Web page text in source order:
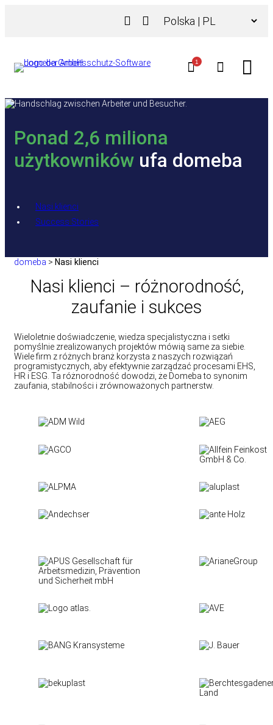
język
1
Ponad 2,6 miliona
użytkowników ufa domeba
Nasi klienci
Success Stories
domeba > Nasi klienci
Nasi klienci – różnorodność,
zaufanie i sukces
Wieloletnie doświadczenie, wiedza specjalistyczna i setki
pomyślnie zrealizowanych projektów mówią same za siebie.
Wiele firm z różnych branż korzysta z naszych rozwiązań
programistycznych, aby efektywnie zarządzać procesami EHS,
HR i ESG. Ta różnorodność dowodzi, że Domeba to synonim
zaufania, stabilności i zrównoważonych partnerstw.